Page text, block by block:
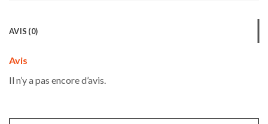
AVIS (0)
Avis
Il n’y a pas encore d’avis.